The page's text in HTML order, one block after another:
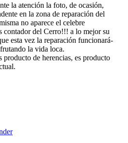
la atención la foto, de ocasión,
en la zona de reparación del
no aparece el celebre
contador del Cerro!!! a lo mejor su
esta vez la reparación funcionará-
la vida loca.
producto de herencias, es producto